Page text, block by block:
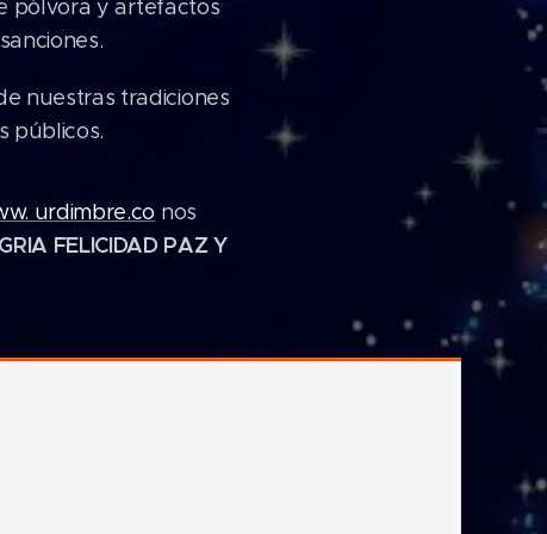
pólvora y artefactos
nuestras tradiciones
públicos.
urdimbre.co nos
FELICIDAD PAZ Y